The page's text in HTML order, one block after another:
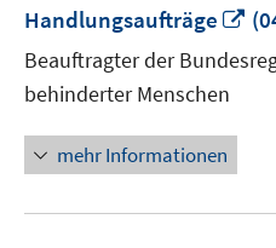
Handlungsaufträge
In
Beauftragter der
behinderter Menschen
mehr Informationen